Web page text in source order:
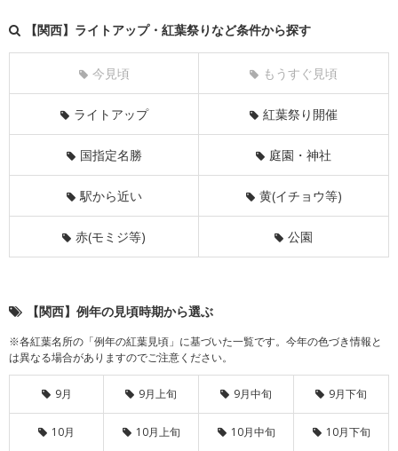
【関西】ライトアップ・紅葉祭りなど条件から探す
今見頃 もうすぐ見頃
ライトアップ 紅葉祭り開催
国指定名勝 庭園・神社
駅から近い 黄(イチョウ等)
赤(モミジ等) 公園
【関西】例年の見頃時期から選ぶ
※各紅葉名所の「例年の紅葉見頃」に基づいた一覧です。今年の色づき情報と
は異なる場合がありますのでご注意ください。
9月 9月上旬 9月中旬 9月下旬
10月 10月上旬 10月中旬 10月下旬